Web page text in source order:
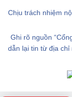
Chịu trách nhiệm
Ghi rõ nguồn
dẫn lại tin từ địa